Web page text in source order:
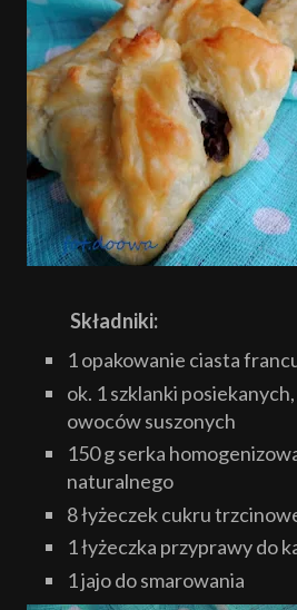
Składniki:
1 opakowanie ciasta
ok. 1 szklanki
owoców suszonych
150 g serka
naturalnego
8 łyżeczek cukru
1 łyżeczka przyprawy do
1 jajo do smarowania